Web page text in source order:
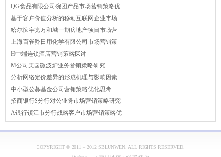
QG食品有限公司碗团产品市场营销策略优
基于客户价值分析的移动互联网企业市场
哈尔滨宇光万和城一期房地产项目市场营
上海百雀羚日用化学有限公司市场营销策
H中端连锁酒店营销策略探讨
M公司美国微波炉业务营销策略研究
分析网络定价差异的形成机理与影响因素
中小型公募基金公司营销策略优化思考—
招商银行S分行对公业务市场营销策略研究
A银行镇江市分行战略客户市场营销策略优
COPYRIGHT © 2011 – 2012 SBLUNWEN. ALL RIGHTS RESERVED.